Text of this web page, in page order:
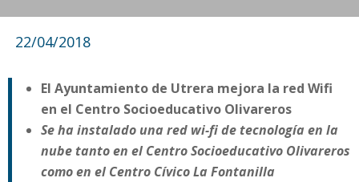
22/04/2018
El Ayuntamiento de Utrera mejora la red Wifi
en el Centro Socioeducativo Olivareros
Se ha instalado una red wi-fi de tecnología en la
nube tanto en el Centro Socioeducativo Olivareros
como en el Centro Cívico La Fontanilla